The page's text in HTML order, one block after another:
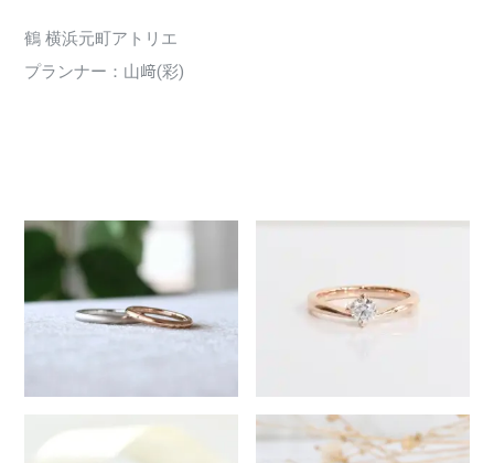
鶴 横浜元町アトリエ
プランナー：山﨑(彩)